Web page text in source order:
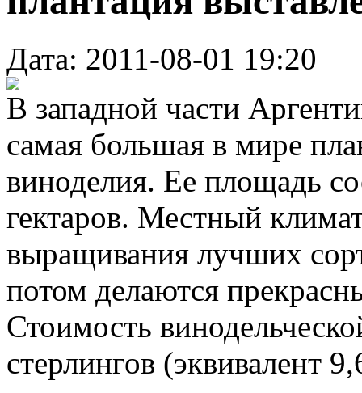
Дата: 2011-08-01 19:20
В западной части
самая большая в мире
виноделия. Ее площадь
гектаров. Местный
выращивания лучших
потом делаются
Стоимость
стерлингов